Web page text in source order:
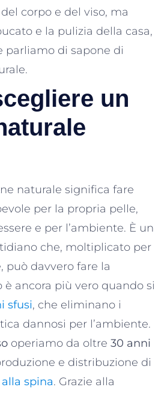
corpo e del viso, ma
e la pulizia della casa,
parliamo di sapone di
un
naturale significa fare
per la propria pelle,
e per l’ambiente. È un
che, moltiplicato per
può davvero fare la
è ancora più vero quando si
sfusi, che eliminano i
dannosi per l’ambiente.
operiamo da oltre 30 anni
e distribuzione di
spina. Grazie alla